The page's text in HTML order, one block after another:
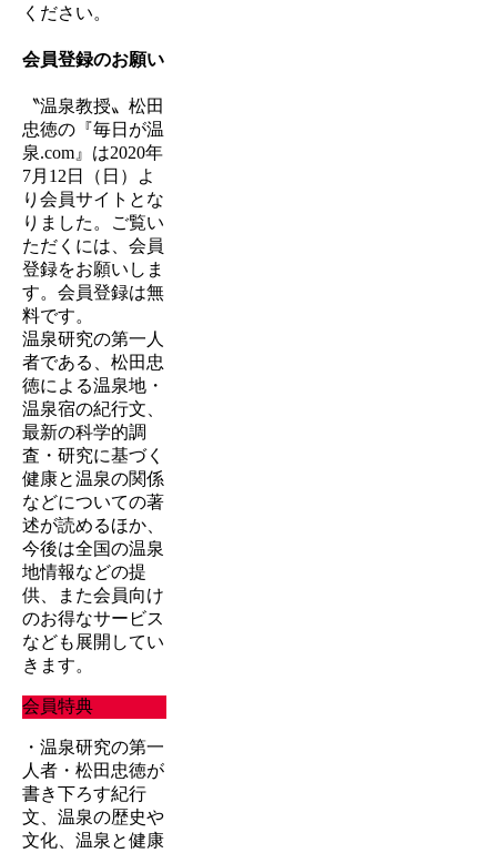
ください。
会員登録のお願い
〝温泉教授〟松田
忠徳の『毎日が温
泉.com』は2020年
7月12日（日）
よ
り会員サイトとな
りました。ご覧い
ただくには、会員
登録をお願いしま
す。会員登録は無
料です。
温泉研究の第一人
者である、松田忠
徳による温泉地・
温泉宿の紀行文、
最新の科学的調
査・研究に基づく
健康と温泉の関係
などについての著
述が読めるほか、
今後は全国の温泉
地情報などの提
供、また会員向け
のお得なサービス
なども展開してい
きます。
会員特典
・温泉研究の第一
人者・松田忠徳が
書き下ろす紀行
文、温泉の歴史や
文化、温泉と健康